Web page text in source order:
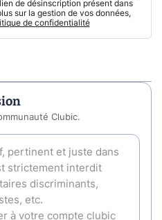
de désinscription présent dans
sur la gestion de vos données,
de confidentialité
Clubic.